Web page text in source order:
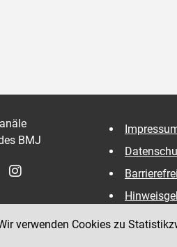
BMJ
verwenden Cookies zu